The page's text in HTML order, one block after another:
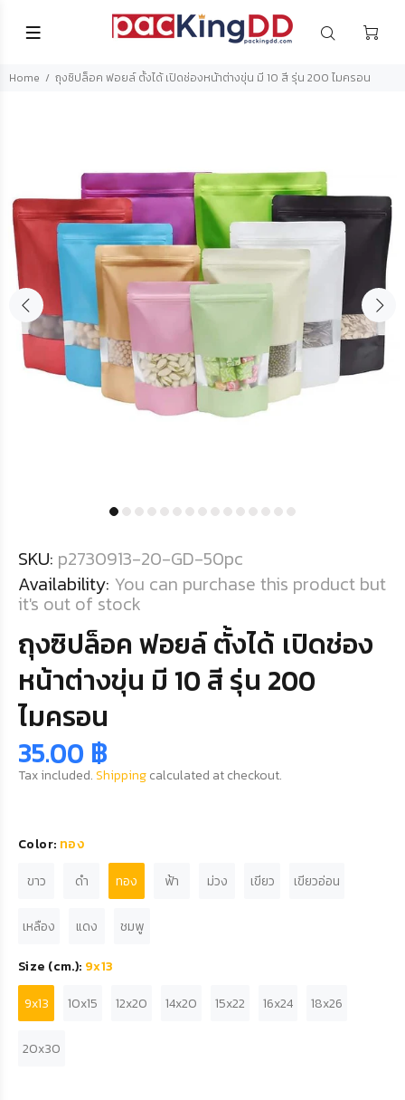
Home ถุงซิปล็อค ฟอยล์ ตั้งได้ เปิดช่องหน้าต่างขุ่น มี 10 สี รุ่น 200 ไมครอน
SKU: p2730913-20-GD-50pc
Availability: You can purchase this product but
it's out of stock
ถุงซิปล็อค ฟอยล์ ตั้งได้ เปิดช่อง
หน้าต่างขุ่น มี 10 สี รุ่น 200
ไมครอน
35.00 ฿
Tax included.Shippingcalculated at checkout.
Color: ทอง
ขาว
ดำ ทอง ฟ้า ม่วง เขียว เขียวอ่อน
เหลือง แดง ชมพู
Size (cm.): 9x13
9x13
10x15 12x20 14x20 15x22 16x24 18x26
20x30